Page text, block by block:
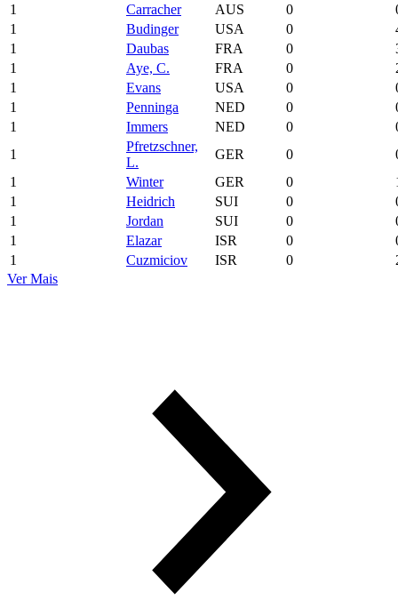
1
Carracher AUS 0
1
Budinger USA 0
1
Daubas FRA 0
1
Aye, C. FRA 0
1
Evans USA 0
1
Penninga NED 0
1
Immers NED 0
1
Pfretzschner,
L.
GER 0
1
Winter GER 0
1
Heidrich SUI 0
1
Jordan SUI 0
1
Elazar ISR 0
1
Cuzmiciov ISR 0
Ver Mais